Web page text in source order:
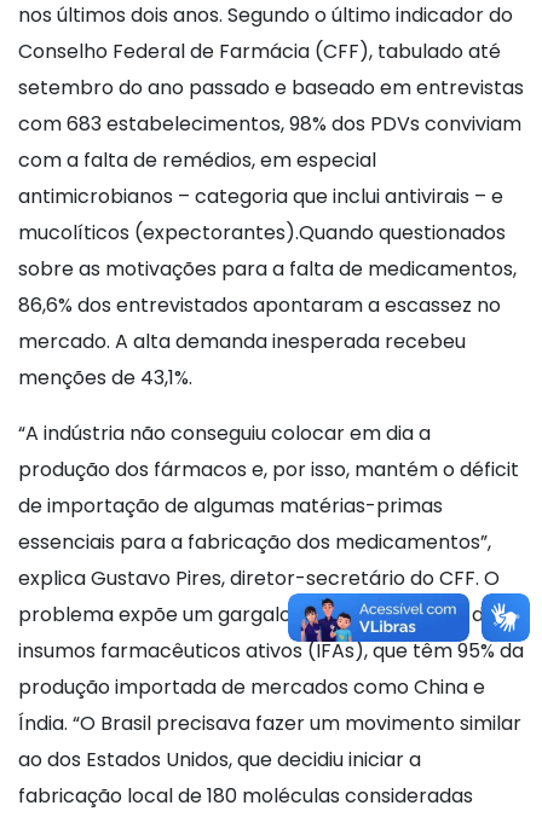
nos últimos dois anos. Segundo o último indicador do
Conselho Federal de Farmácia (CFF), tabulado até
setembro do ano passado e baseado em entrevistas
com 683 estabelecimentos, 98% dos PDVs conviviam
com a falta de remédios, em especial
antimicrobianos – categoria que inclui antivirais – e
mucolíticos (expectorantes).Quando questionados
sobre as motivações para a falta de medicamentos,
86,6% dos entrevistados apontaram a escassez no
mercado. A alta demanda inesperada recebeu
menções de 43,1%.
“A indústria não conseguiu colocar em dia a
produção dos fármacos e, por isso, mantém o déficit
de importação de algumas matérias-primas
essenciais para a fabricação dos medicamentos”,
explica Gustavo Pires, diretor-secretário do CFF. O
problema expõe um gargalo na nacionalização de
insumos farmacêuticos ativos (IFAs), que têm 95% da
produção importada de mercados como China e
Índia. “O Brasil precisava fazer um movimento similar
ao dos Estados Unidos, que decidiu iniciar a
fabricação local de 180 moléculas consideradas